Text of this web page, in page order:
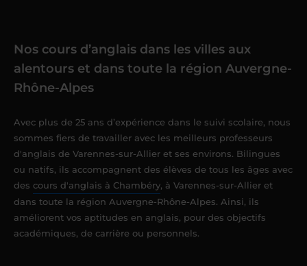
Nos cours d’anglais dans les villes aux
alentours et dans toute la région Auvergne-
Rhône-Alpes
Avec plus de 25 ans d’expérience dans le suivi scolaire, nous
sommes fiers de travailler avec les meilleurs professeurs
d'anglais de Varennes-sur-Allier et ses environs. Bilingues
ou natifs, ils accompagnent des élèves de tous les âges avec
des cours d'anglais à Chambéry, à Varennes-sur-Allier et
dans toute la région Auvergne-Rhône-Alpes. Ainsi, ils
améliorent vos aptitudes en anglais, pour des objectifs
académiques, de carrière ou personnels.